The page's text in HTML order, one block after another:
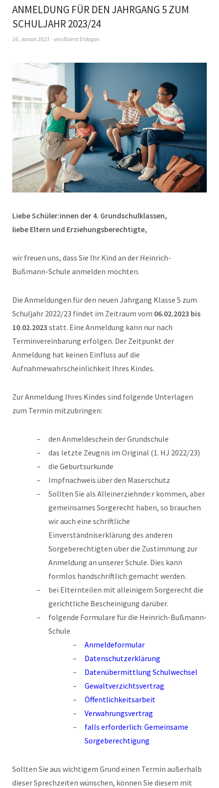
ANMELDUNG FÜR DEN JAHRGANG 5 ZUM
SCHULJAHR 2023/24
16. Januar 2023 vonBülent Erdogan
Liebe Schüler:innen der 4. Grundschulklassen,
liebe Eltern und Erziehungsberechtigte,
wir freuen uns, dass Sie Ihr Kind an der Heinrich-
Bußmann-Schule anmelden möchten.
Die Anmeldungen für den neuen Jahrgang Klasse 5 zum
Schuljahr 2022/23 findet im Zeitraum vom 06.02.2023 bis
10.02.2023 statt. Eine Anmeldung kann nur nach
Terminvereinbarung erfolgen. Der Zeitpunkt der
Anmeldung hat keinen Einfluss auf die
Aufnahmewahrscheinlichkeit Ihres Kindes.
Zur Anmeldung Ihres Kindes sind folgende Unterlagen
zum Termin mitzubringen:
den Anmeldeschein der Grundschule
das letzte Zeugnis im Original (1. HJ 2022/23)
die Geburtsurkunde
Impfnachweis über den Maserschutz
Sollten Sie als Alleinerziehnde:r kommen, aber
gemeinsames Sorgerecht haben, so brauchen
wir auch eine schriftliche
Einverständniserklärung des anderen
Sorgeberechtigten über die Zustimmung zur
Anmeldung an unserer Schule. Dies kann
formlos handschriftlich gemacht werden.
bei Elternteilen mit alleinigem Sorgerecht die
gerichtliche Bescheinigung darüber.
folgende Formulare für die Heinrich-Bußmann-
Schule
Anmeldeformular
Datenschutzerklärung
Datenübermittlung Schulwechsel
Gewaltverzichtsvertrag
Öffentlichkeitsarbeit
Verwahrungsvertrag
falls erforderlich: Gemeinsame
Sorgeberechtigung
Sollten Sie aus wichtigem Grund einen Termin außerhalb
dieser Sprechzeiten wünschen, können Sie diesem mit